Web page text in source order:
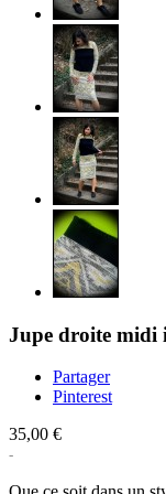
Jupe droite midi
Partager
Pinterest
35,00 €